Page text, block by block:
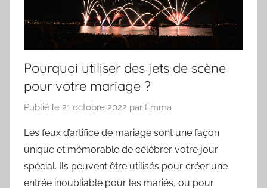
Pourquoi utiliser des jets de scène
pour votre mariage ?
Publié le 21 octobre 2022 par Emma
Les feux d’artifice de mariage sont une façon
unique et mémorable de célébrer votre jour
spécial. Ils peuvent être utilisés pour créer une
entrée inoubliable pour les mariés, ou pour